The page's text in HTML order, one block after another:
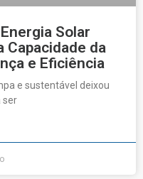
Solar
Capacidade da
e Eficiência
e sustentável deixou
ser